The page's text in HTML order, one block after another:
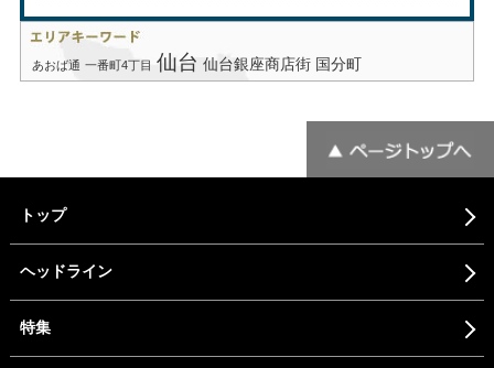
あおば通 一番町4丁目 仙台 仙台銀座商店街 国分町
トップ
ヘッドライン
特集